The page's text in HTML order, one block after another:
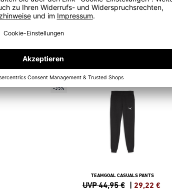
-35%
TEAMGOAL CASUALS PANTS
UVP 44,95 € | 29,22 €